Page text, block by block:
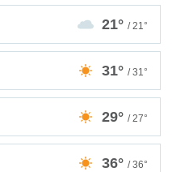
21° / 21°
31° / 31°
29° / 27°
36° / 36°